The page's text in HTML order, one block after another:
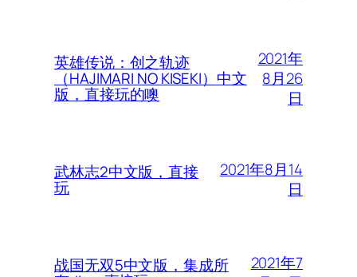
英雄传说：创之轨迹
（HAJIMARI NO KISEKI）中文
版，直接玩的噢
2021年
8月26
日
武林志2中文版，直接
玩
2021年8月14
日
战国无双5中文版，集成所
2021年7